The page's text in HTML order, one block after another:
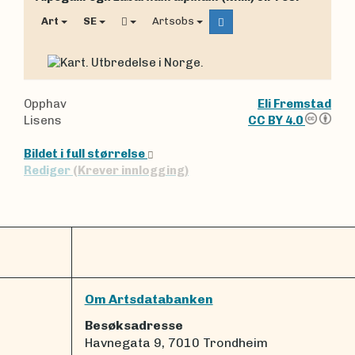
Art SE Artsobs
Opphav
Eli Fremstad
Lisens
CC BY 4.0
Bildet i full størrelse
Rediger (Krever innlogging)
Om Artsdatabanken
Besøksadresse
Havnegata 9, 7010 Trondheim